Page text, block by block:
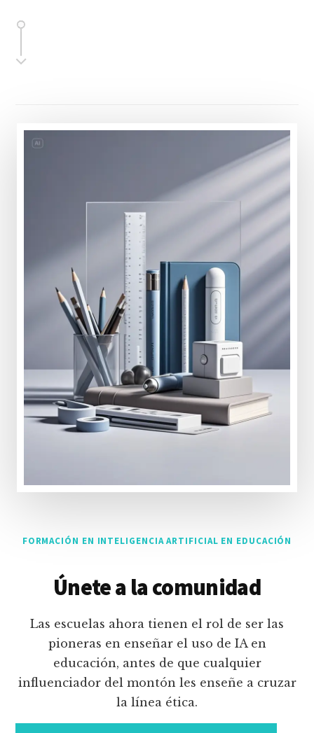
FORMACIÓN EN INTELIGENCIA ARTIFICIAL EN EDUCACIÓN
Únete a la comunidad
Las escuelas ahora tienen el rol de ser las
pioneras en enseñar el uso de IA en
educación, antes de que cualquier
influenciador del montón les enseñe a cruzar
la línea ética.